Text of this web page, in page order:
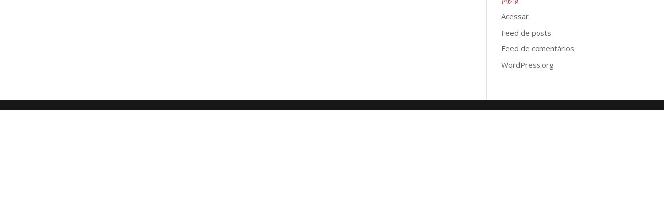
Acessar
Feed de posts
Feed de comentários
WordPress.org